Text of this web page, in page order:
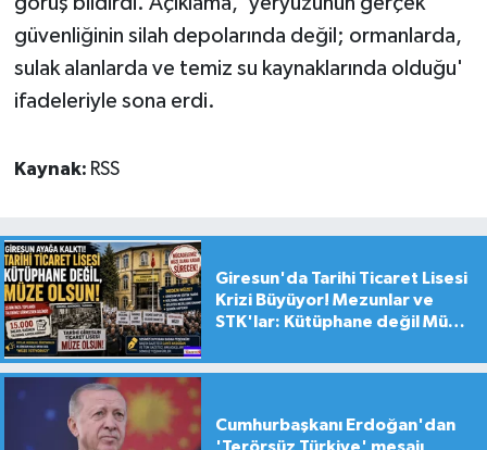
güvenliğinin silah depolarında değil; ormanlarda,
sulak alanlarda ve temiz su kaynaklarında olduğu'
ifadeleriyle sona erdi.
Kaynak: RSS
Giresun'da Tarihi Ticaret Lisesi
Krizi Büyüyor! Mezunlar ve
STK'lar: Kütüphane değil Müze
Cumhurbaşkanı Erdoğan'dan